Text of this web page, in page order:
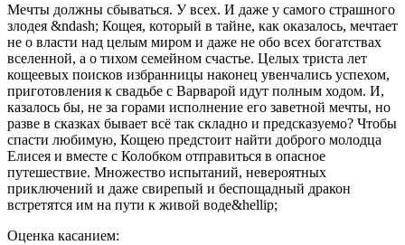
Мечты должны сбываться. У всех. И даже у самого страшного
злодея &ndash; Кощея, который в тайне, как оказалось, мечтает
не о власти над целым миром и даже не обо всех богатствах
вселенной, а о тихом семейном счастье. Целых триста лет
кощеевых поисков избранницы наконец увенчались успехом,
приготовления к свадьбе с Варварой идут полным ходом. И,
казалось бы, не за горами исполнение его заветной мечты, но
разве в сказках бывает всё так складно и предсказуемо? Чтобы
спасти любимую, Кощею предстоит найти доброго молодца
Елисея и вместе с Колобком отправиться в опасное
путешествие. Множество испытаний, невероятных
приключений и даже свирепый и беспощадный дракон
встретятся им на пути к живой воде&hellip;
Оценка касанием: